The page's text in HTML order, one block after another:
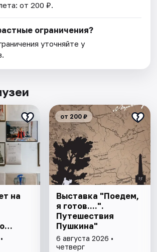
от 200 ₽.
ограничения?
уточняйте у
на
от 200 ₽
Выставка "Поедем,
я готов....".
Путешествия
Пушкина"
6 августа 2026 •
четверг